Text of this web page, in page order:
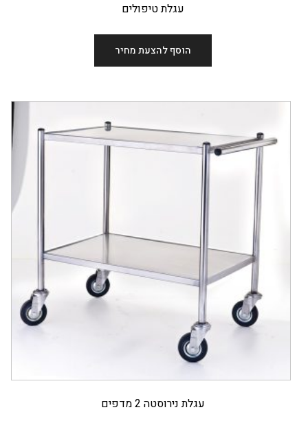
עגלת טיפולים
הוסף להצעת מחיר
עגלת נירוסטה 2 מדפים